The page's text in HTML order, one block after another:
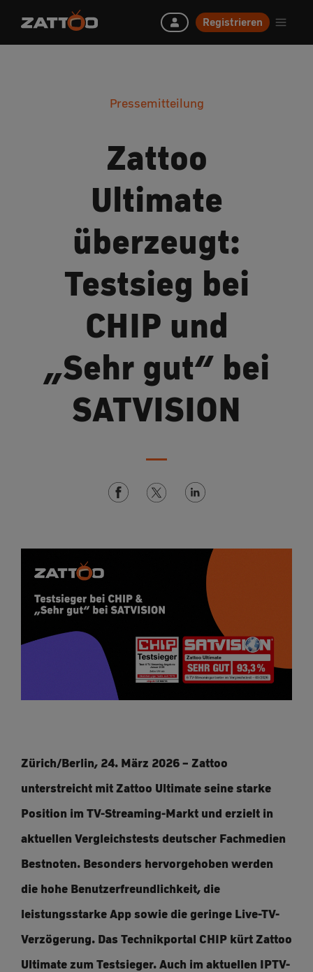
Registrieren
Pressemitteilung
Zattoo
Ultimate
überzeugt:
Testsieg bei
CHIP und
„Sehr gut“ bei
SATVISION
Zürich/Berlin, 24. März 2026 – Zattoo
unterstreicht mit Zattoo Ultimate seine starke
Position im TV-Streaming-Markt und erzielt in
aktuellen Vergleichstests deutscher Fachmedien
Bestnoten. Besonders hervorgehoben werden
die hohe Benutzerfreundlichkeit, die
leistungsstarke App sowie die geringe Live-TV-
Verzögerung. Das Technikportal CHIP kürt Zattoo
Ultimate zum Testsieger. Auch im aktuellen IPTV-